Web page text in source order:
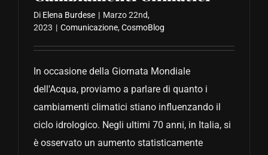
Di Elena Burdese | Marzo 22nd,
2023 | Comunicazione,CosmoBlog
In occasione della Giornata Mondiale
dell'Acqua, proviamo a parlare di quanto i
cambiamenti climatici stiano influenzando il
ciclo idrologico. Negli ultimi 70 anni, in Italia, si
è osservato un aumento statisticamente